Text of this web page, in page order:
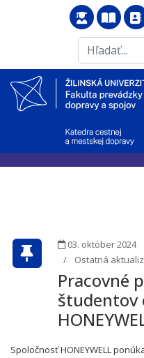
03. október 2024
Ostatná
Pracovné
študentov
Spoločnosť HONEYWELL